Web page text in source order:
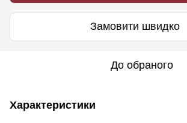
Замовити швидко
До обраного
Характеристики